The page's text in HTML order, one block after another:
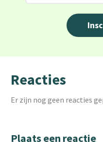
Reacties
Er zijn nog geen reacties
Plaats een reactie